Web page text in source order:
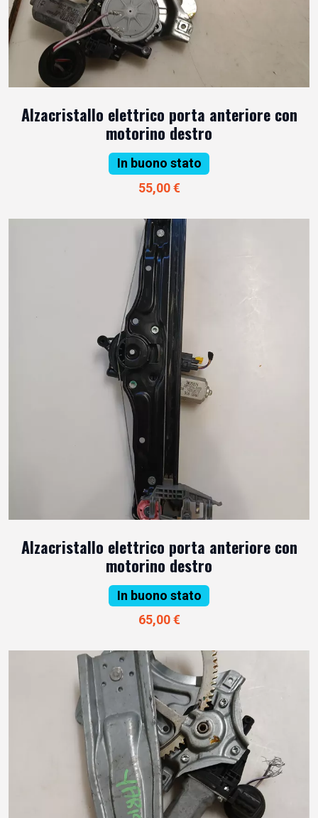
Alzacristallo elettrico porta anteriore con
motorino destro
In buono stato
55,00 €
Alzacristallo elettrico porta anteriore con
motorino destro
In buono stato
65,00 €